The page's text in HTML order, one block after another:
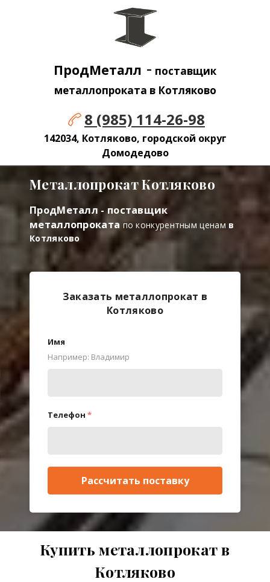
ПродМеталл - поставщик
металлопроката в Котляково
8 (985) 114-26-98
142034, Котляково, городской округ
Домодедово
Металлопрокат Котляково
ПродМеталл - поставщик
металлопроката по конкурентным ценам в
Котляково
Заказать металлопрокат в
Котляково
Имя
Например: Владимир
Телефон *
Рассчитать поставку
Купить металлопрокат в
Котляково